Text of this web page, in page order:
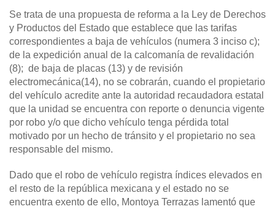
Se trata de una propuesta de reforma a la Ley de Derechos
y Productos del Estado que establece que las tarifas
correspondientes a baja de vehículos (numera 3 inciso c);
de la expedición anual de la calcomanía de revalidación
(8); de baja de placas (13) y de revisión
electromecánica(14), no se cobrarán, cuando el propietario
del vehículo acredite ante la autoridad recaudadora estatal
que la unidad se encuentra con reporte o denuncia vigente
por robo y/o que dicho vehículo tenga pérdida total
motivado por un hecho de tránsito y el propietario no sea
responsable del mismo.
Dado que el robo de vehículo registra índices elevados en
el resto de la república mexicana y el estado no se
encuentra exento de ello, Montoya Terrazas lamentó que